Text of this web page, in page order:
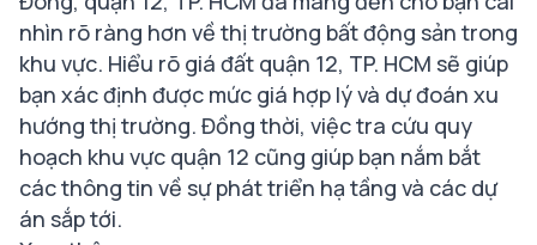
nhìn rõ ràng hơn về thị trường bất động sản trong
khu vực. Hiểu rõ giá đất quận 12, TP. HCM sẽ giúp
bạn xác định được mức giá hợp lý và dự đoán xu
hướng thị trường. Đồng thời, việc tra cứu quy
hoạch khu vực quận 12 cũng giúp bạn nắm bắt
các thông tin về sự phát triển hạ tầng và các dự
án sắp tới.